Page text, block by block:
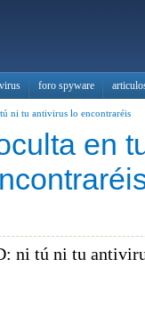
foro spyware
ni tu antivirus lo encontraréis
en
ni tú ni tu